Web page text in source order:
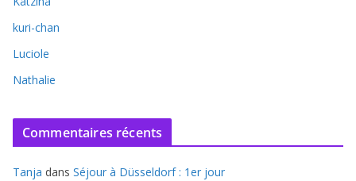
kuri-chan
Luciole
Nathalie
Commentaires récents
Tanja dans Séjour à Düsseldorf : 1er jour